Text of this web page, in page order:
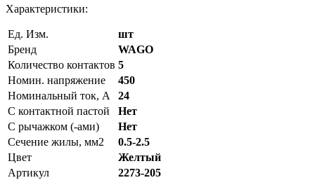
Характеристики:
Ед. Изм.
шт
Бренд
WAGO
Количество контактов 5
Номин. напряжение
450
Номинальный ток, А
24
С контактной пастой
Нет
С рычажком (-ами)
Нет
Сечение жилы, мм2
0.5-2.5
Цвет
Желтый
Артикул
2273-205